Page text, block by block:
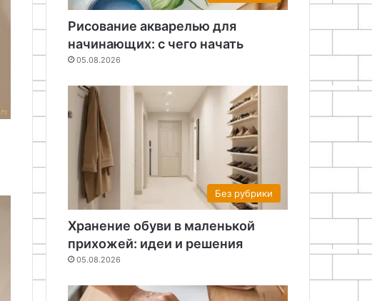
Рисование акварелью для
начинающих: с чего начать
05.08.2026
Без рубрики
Хранение обуви в маленькой
прихожей: идеи и решения
05.08.2026